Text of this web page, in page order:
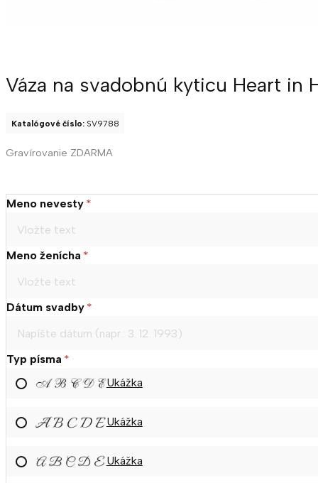
Váza na svadobnú kyticu Heart in
Katalógové číslo: SV9788
Gravírovanie ZDARMA
Meno nevesty *
Meno ženícha *
Dátum svadby *
Typ písma *
Ukážka
Ukážka
Ukážka